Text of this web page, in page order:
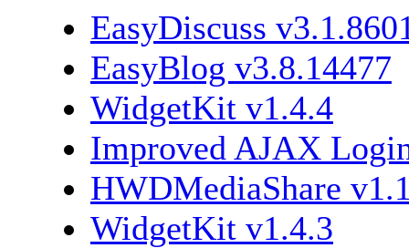
EasyDiscuss
EasyBlog v3.8.14477
WidgetKit v1.4.4
Improved AJAX
HWDMediaShare
WidgetKit v1.4.3